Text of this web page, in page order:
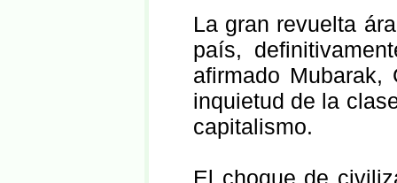
La gran revuelta
país,
afirmado
inquietud de la
capitalismo.
El choque de